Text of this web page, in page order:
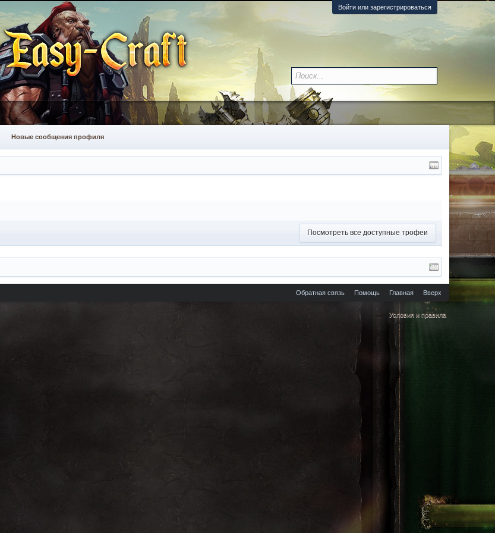
Войти или зарегистрироваться
Посмотреть все доступные трофеи
Новые сообщения профиля
Обратная связь Помощь Главная Вверх
Условия и правила